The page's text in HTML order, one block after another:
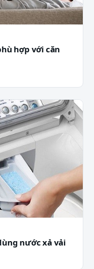
hợp với căn
nước xả vải